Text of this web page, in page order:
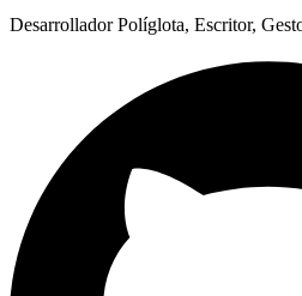
Desarrollador Políglota, Escritor,